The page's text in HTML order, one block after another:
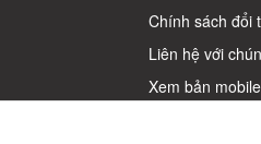
Chính sách đổi
Liên hệ với
Xem bản